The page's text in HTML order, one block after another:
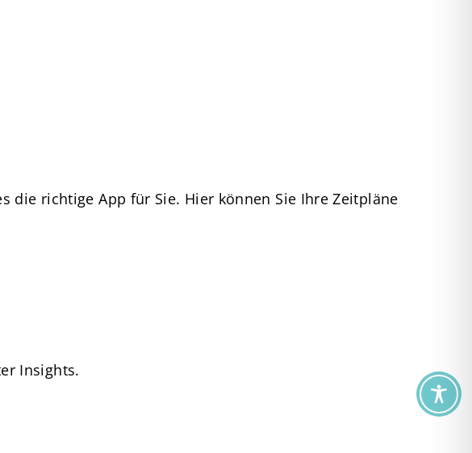
richtige App für Sie. Hier können Sie Ihre Zeitpläne
Insights.